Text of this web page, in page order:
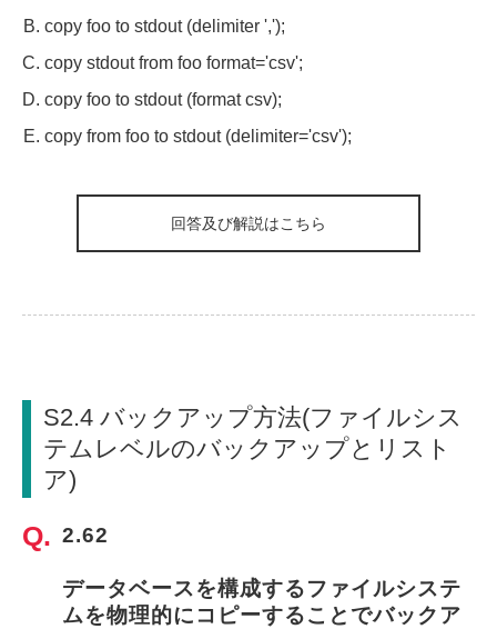
copy foo to stdout (delimiter ',');
copy stdout from foo format='csv';
copy foo to stdout (format csv);
copy from foo to stdout (delimiter='csv');
回答及び解説はこちら
S2.4 バックアップ方法(ファイルシス
テムレベルのバックアップとリスト
ア)
2.62
データベースを構成するファイルシステ
ムを物理的にコピーすることでバックア